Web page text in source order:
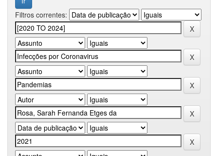
Filtros correntes: